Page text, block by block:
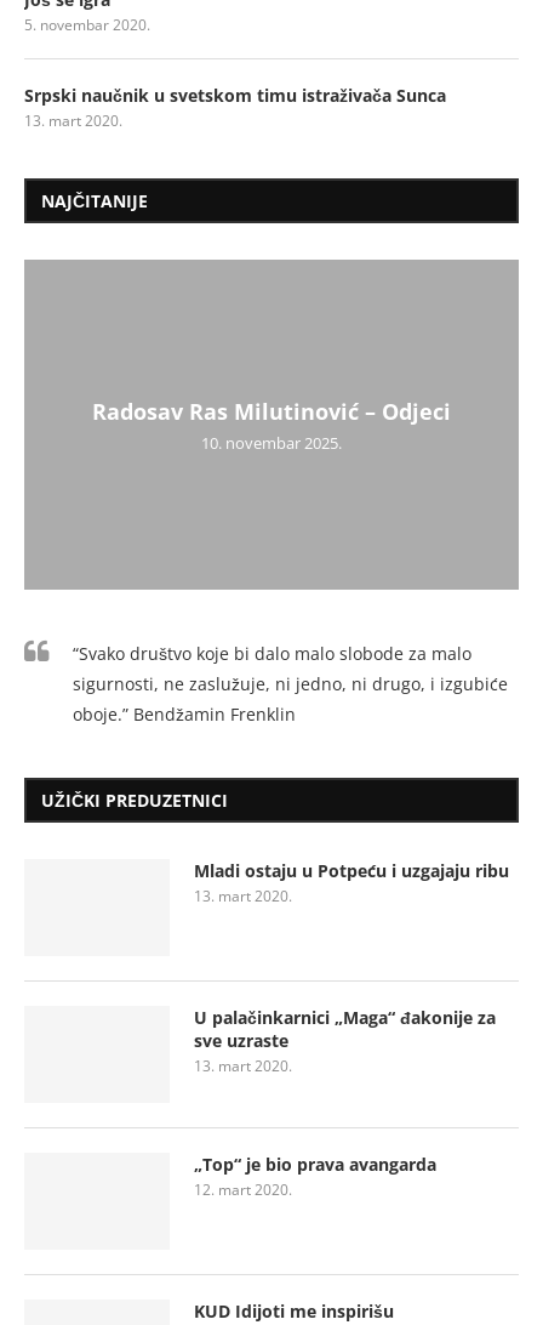
5. novembar 2020.
Srpski naučnik u svetskom timu istraživača Sunca
13. mart 2020.
NAJČITANIJE
Radosav Ras Milutinović – Odjeci
10. novembar 2025.
“Svako društvo koje bi dalo malo slobode za malo
sigurnosti, ne zaslužuje, ni jedno, ni drugo, i izgubiće
oboje.” Bendžamin Frenklin
UŽIČKI PREDUZETNICI
Mladi ostaju u Potpeću i uzgajaju ribu
13. mart 2020.
U palačinkarnici „Maga“ đakonije za
sve uzraste
13. mart 2020.
„Top“ je bio prava avangarda
12. mart 2020.
KUD Idijoti me inspirišu